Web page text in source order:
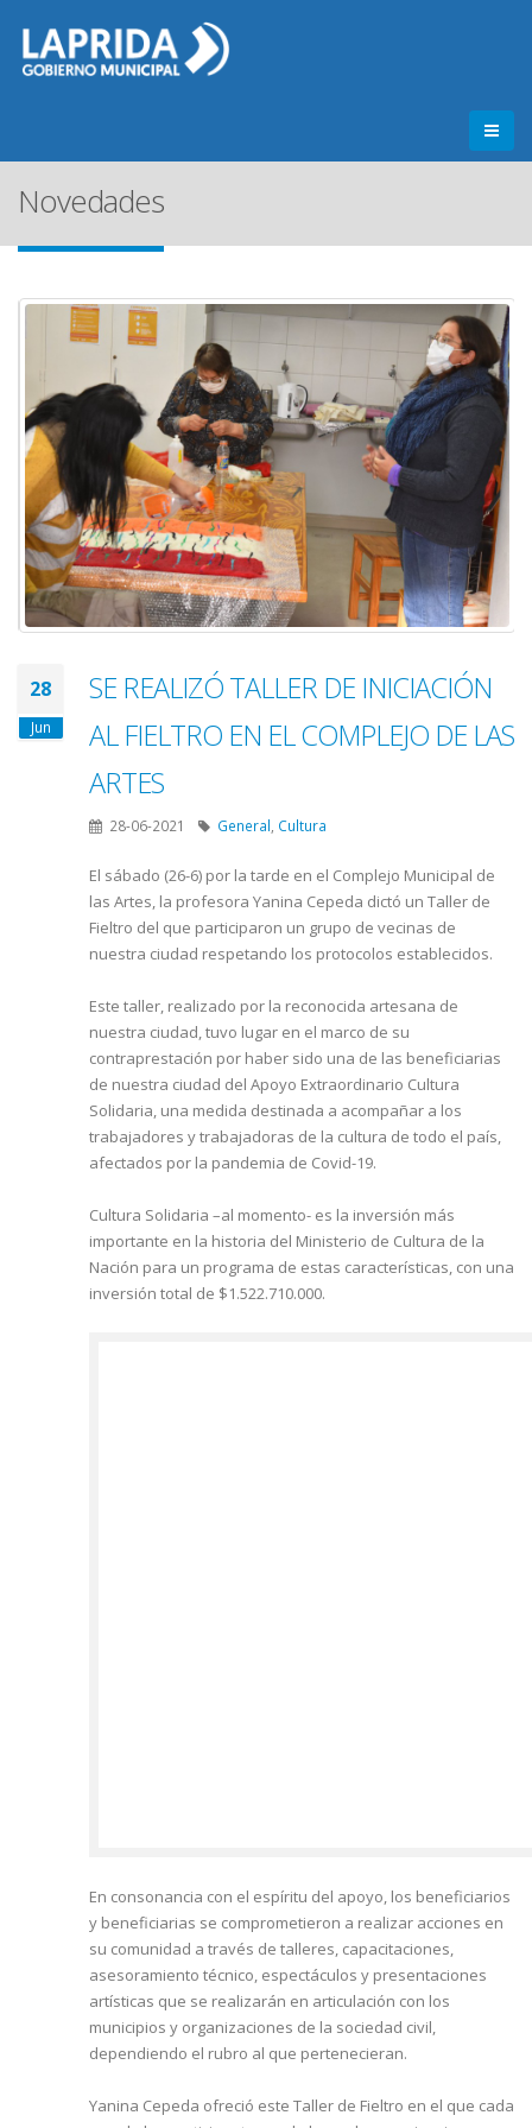
Novedades
28
Jun
SE REALIZÓ TALLER DE INICIACIÓN
AL FIELTRO EN EL COMPLEJO DE LAS
ARTES
28-06-2021 General Cultura
El sábado (26-6) por la tarde en el Complejo Municipal de
las Artes, la profesora Yanina Cepeda dictó un Taller de
Fieltro del que participaron un grupo de vecinas de
nuestra ciudad respetando los protocolos establecidos.
Este taller, realizado por la reconocida artesana de
nuestra ciudad, tuvo lugar en el marco de su
contraprestación por haber sido una de las beneficiarias
de nuestra ciudad del Apoyo Extraordinario Cultura
Solidaria, una medida destinada a acompañar a los
trabajadores y trabajadoras de la cultura de todo el país,
afectados por la pandemia de Covid-19.
Cultura Solidaria –al momento- es la inversión más
importante en la historia del Ministerio de Cultura de la
Nación para un programa de estas características, con una
inversión total de $1.522.710.000.
En consonancia con el espíritu del apoyo, los beneficiarios
y beneficiarias se comprometieron a realizar acciones en
su comunidad a través de talleres, capacitaciones,
asesoramiento técnico, espectáculos y presentaciones
artísticas que se realizarán en articulación con los
municipios y organizaciones de la sociedad civil,
dependiendo el rubro al que pertenecieran.
Yanina Cepeda ofreció este Taller de Fieltro en el que cada